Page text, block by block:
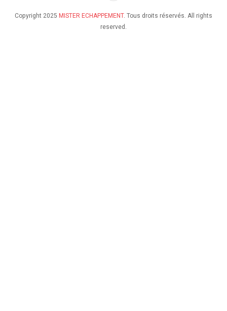
Copyright 2025 MISTER ECHAPPEMENT. Tous droits réservés. All rights
reserved.